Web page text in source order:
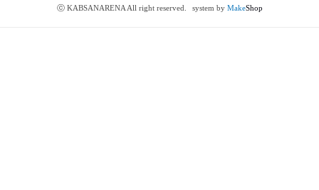
ⓒ KABSANARENA All right reserved.
system by MakeShop